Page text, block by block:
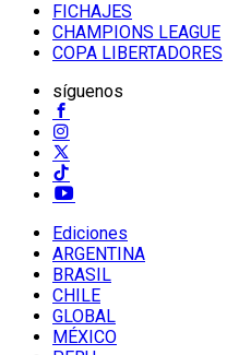
FICHAJES
CHAMPIONS LEAGUE
COPA LIBERTADORES
síguenos
Ediciones
ARGENTINA
BRASIL
CHILE
GLOBAL
MÉXICO